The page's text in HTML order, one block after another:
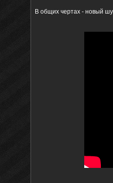
В общих чертах - новый